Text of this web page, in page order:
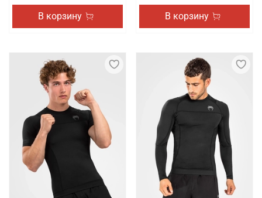
В корзину В корзину